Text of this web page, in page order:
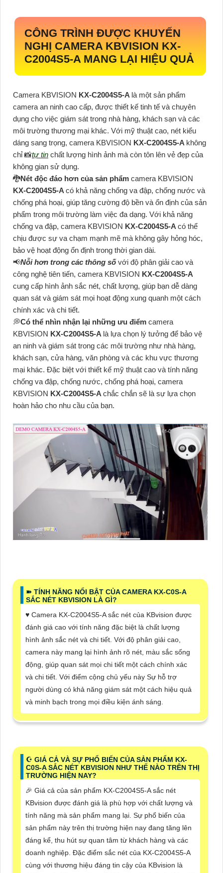
CÔNG TRÌNH ĐƯỢC KHUYẾN
NGHỊ CAMERA KBVISION KX-
C2004S5-A MANG LẠI HIỆU QUẢ
Camera KBVISION KX-C2004S5-A là một sản phẩm
camera an ninh cao cấp, được thiết kế tinh tế và chuyên
dụng cho việc giám sát trong nhà hàng, khách sạn và các
môi trường thương mại khác. Với mỹ thuật cao, nét kiểu
dáng sang trọng, camera KBVISION KX-C2004S5-A không
chỉ 📸tự tin chất lượng hình ảnh mà còn tôn lên vẻ đẹp của
không gian sử dụng.
🐉️Nét độc đáo hơn của sản phẩm camera KBVISION
KX-C2004S5-A có khả năng chống va đập, chống nước và
chống phá hoại, giúp tăng cường độ bền và ổn định của sản
phẩm trong môi trường làm việc đa dạng. Với khả năng
chống va đập, camera KBVISION KX-C2004S5-A có thể
chịu được sự va chạm mạnh mẽ mà không gây hỏng hóc,
bảo vệ hoạt động ổn định trong thời gian dài.
📢Nỗi hơn trong các thông sốvới độ phân giải cao và
công nghệ tiên tiến, camera KBVISION KX-C2004S5-A
cung cấp hình ảnh sắc nét, chất lượng, giúp bạn dễ dàng
quan sát và giám sát mọi hoạt động xung quanh một cách
chính xác và chi tiết.
💭Có thể nhìn nhận lại những ưu điểm camera
KBVISION KX-C2004S5-A là lựa chọn lý tưởng để bảo vệ
an ninh và giám sát trong các môi trường như nhà hàng,
khách sạn, cửa hàng, văn phòng và các khu vực thương
mại khác. Đặc biệt với thiết kế mỹ thuật cao và tính năng
chống va đập, chống nước, chống phá hoại, camera
KBVISION KX-C2004S5-A chắc chắn sẽ là sự lựa chọn
hoàn hảo cho nhu cầu của bạn.
➽ TÍNH NĂNG NỔI BẬT CỦA CAMERA KX-C0S-A
SẮC NÉT KBVISION LÀ GÌ?
♥️ Camera KX-C2004S5-A sắc nét của KBvision được
đánh giá cao với tính năng đặc biệt là chất lượng
hình ảnh sắc nét và chi tiết. Với độ phân giải cao,
camera này mang lại hình ảnh rõ nét, màu sắc sống
động, giúp quan sát mọi chi tiết một cách chính xác
và chi tiết. Với điểm cộng chủ yếu này Sự hỗ trợ
người dùng có khả năng giám sát một cách hiệu quả
và minh bạch trong mọi điều kiện ánh sáng.
☪ GIÁ CẢ VÀ SỰ PHỔ BIẾN CỦA SẢN PHẨM KX-
C0S-A SẮC NÉT KBVISION NHƯ THẾ NÀO TRÊN THỊ
TRƯỜNG HIỆN NAY?
️🎉 Giá cả của sản phẩm KX-C2004S5-A sắc nét
KBvision được đánh giá là phù hợp với chất lượng và
tính năng mà sản phẩm mang lại. Sự phổ biến của
sản phẩm này trên thị trường hiện nay đang tăng lên
đáng kể, thu hút sự quan tâm từ khách hàng và các
doanh nghiệp. Đặc điểm sắc nét của KX-C2004S5-A
cùng với thương hiệu đáng tin cậy của KBvision là